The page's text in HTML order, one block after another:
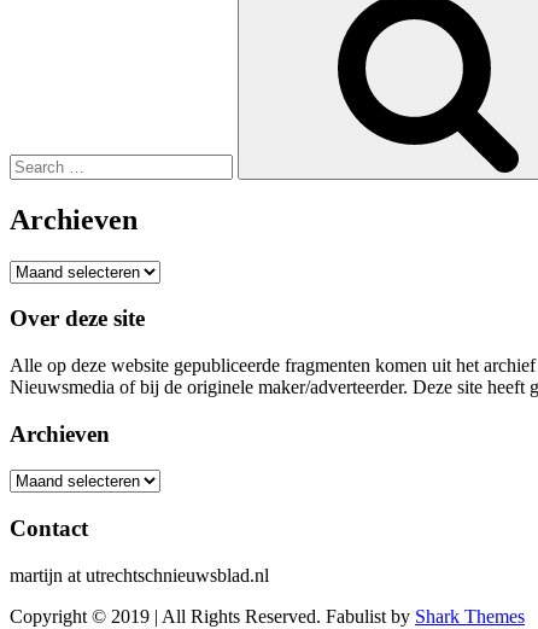
Archieven
Archieven
Over deze site
Alle op deze website gepubliceerde fragmenten komen uit het
Nieuwsmedia of bij de originele maker/adverteerder. Deze site
Archieven
Archieven
Contact
martijn at utrechtschnieuwsblad.nl
Copyright © 2019 | All Rights Reserved. Fabulist by Shark Themes